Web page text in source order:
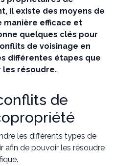
il existe des moyens de
manière efficace et
quelques clés pour
de voisinage en
différentes étapes que
les résoudre.
de
les différents types de
afin de pouvoir les résoudre